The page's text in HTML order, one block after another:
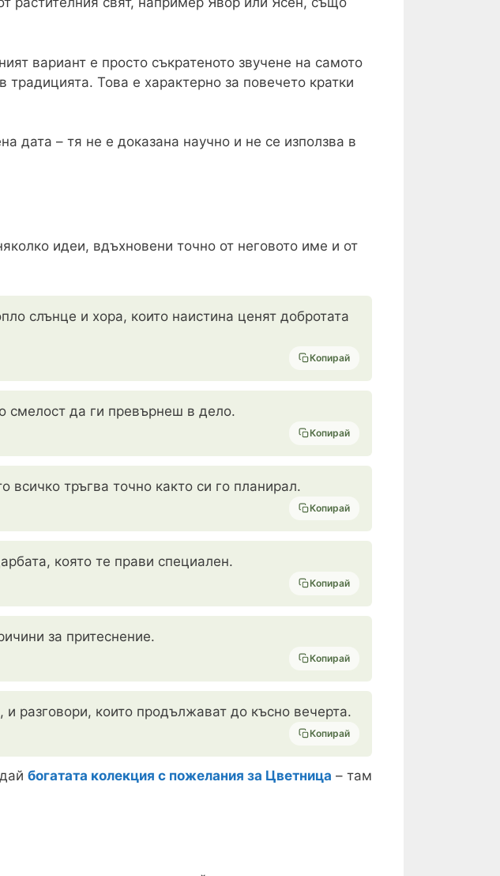
вариант е просто съкратеното звучене на самото
Това е характерно за повечето кратки
дата – тя не е доказана научно и не се използва в
идеи, вдъхновени точно от неговото име и от
слънце и хора, които наистина ценят добротата
Копирай
смелост да ги превърнеш в дело.
Копирай
тръгва точно както си го планирал.
Копирай
която те прави специален.
Копирай
за притеснение.
Копирай
разговори, които продължават до късно вечерта.
Копирай
богатата колекция с пожелания за Цветница – там